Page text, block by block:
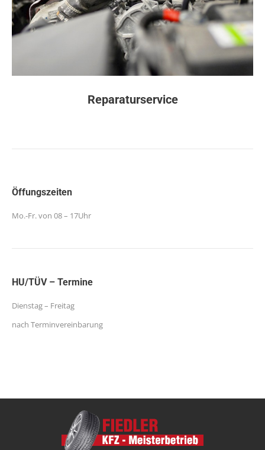
Reparaturservice
Öffungszeiten
Mo.-Fr. von 08 – 17Uhr
HU/TÜV – Termine
Dienstag – Freitag
nach Terminvereinbarung